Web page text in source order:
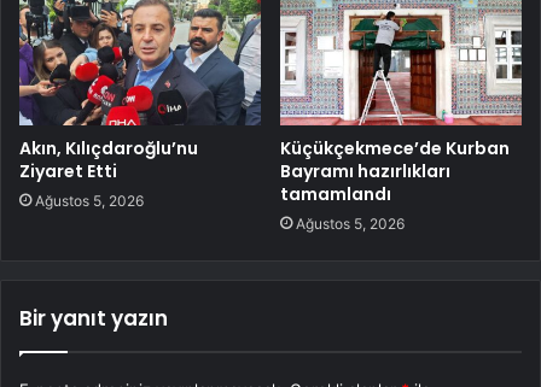
Akın, Kılıçdaroğlu’nu
Ziyaret Etti
Ağustos 5, 2026
Küçükçekmece’de Kurban
Bayramı hazırlıkları
tamamlandı
Ağustos 5, 2026
Bir yanıt yazın